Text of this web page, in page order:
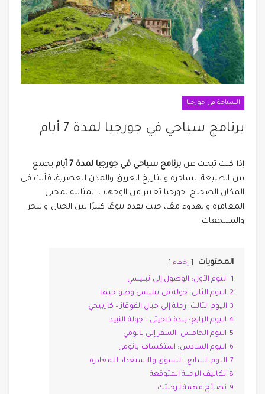
السياحة في جورجيا
برنامج سياحي في جورجيا لمدة 7 أيام
إذا كنت تبحث عن برنامج سياحي في جورجيا لمدة 7 أيام
يجمع
بين الطبيعة الساحرة والتاريخ العريق والمدن العصرية، فأنت في
المكان الصحيح. جورجيا تعتبر من الوجهات المثالية لمحبي
المغامرة والهدوء معًا، حيث تقدم تنوعًا كبيرًا بين الجبال والبحر
والمنتجعات.
المحتويات إخفاء
1 اليوم الأول: الوصول إلى تبليسي
2 اليوم الثاني: جولة في تبليسي وضواحيها
3 اليوم الثالث: رحلة إلى جبال القوقاز – كازبيجي
4 اليوم الرابع: بلدة كاخيتي – جولة النبيذ
5 اليوم الخامس: السفر إلى باتومي
6 اليوم السادس: استكشاف باتومي
7 اليوم السابع: التسوق والاستعداد للمغادرة
8 تكاليف الرحلة المتوقعة
9 نصائح مهمة لرحلتك